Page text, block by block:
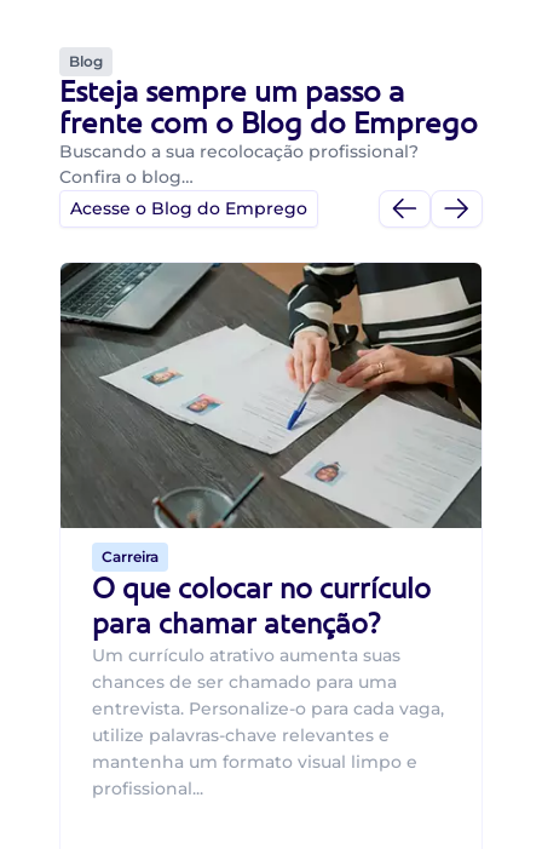
Blog
Esteja sempre um passo a
frente com o Blog do Emprego
Buscando a sua recolocação profissional?
Confira o blog…
Acesse o Blog do Emprego
Carreira
O que colocar no currículo
para chamar atenção?
Um currículo atrativo aumenta suas
chances de ser chamado para uma
entrevista. Personalize-o para cada vaga,
utilize palavras-chave relevantes e
mantenha um formato visual limpo e
profissional...